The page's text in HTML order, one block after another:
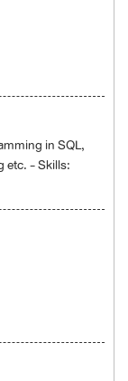
in SQL,
etc. - Skills: